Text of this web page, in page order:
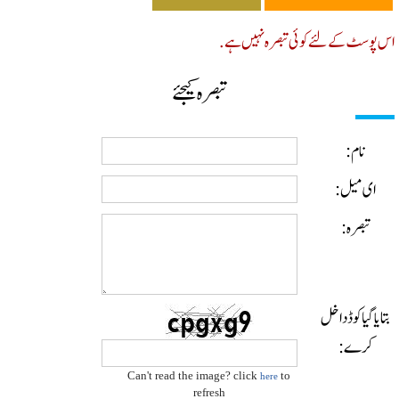
کے لئے کوئی تبصرہ نہیں ہے.
تبصرہ کیجئے
نام:
ای میل:
تبصرہ:
گیا کوڈ داخل
کرے:
Can't read the image? clickhere
refresh